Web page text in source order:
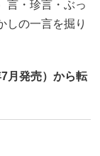
言・珍言・ぶっ
の一言を掘り
月発売）から転